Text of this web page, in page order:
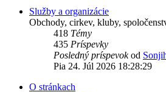
Služby a organizácie
Obchody, cirkev, kluby,
418 Témy
435 Príspevky
Posledný príspevokod
Pia 24. Júl 2026 18:28:29
O stránkach